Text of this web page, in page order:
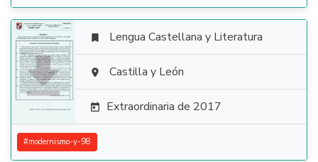

 Lengua Castellana y Literatura
 Castilla y León
 Extraordinaria de 2017
#modernismo-y-98